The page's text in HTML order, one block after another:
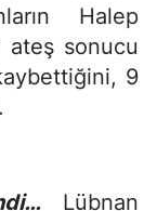
Halep
ateş sonucu
9
Lübnan